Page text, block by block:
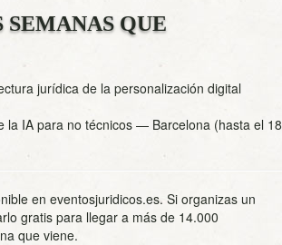
QUE
jurídica de la personalización digital
la IA para no técnicos — Barcelona (hasta el 18
en eventosjuridicos.es. Si organizas un
gratis para llegar a más de 14.000
que viene.